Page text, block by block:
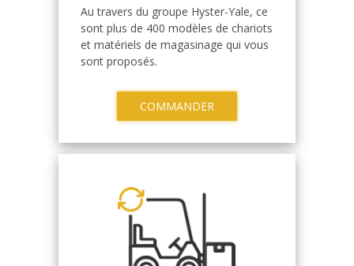
Au travers du groupe Hyster-Yale, ce
sont plus de 400 modèles de chariots
et matériels de magasinage qui vous
sont proposés.
COMMANDER